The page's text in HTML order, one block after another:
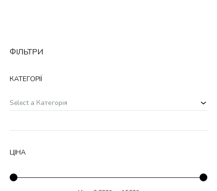
товару
ФІЛЬТРИ
КАТЕГОРІЇ
Select a Категорія
ЦІНА